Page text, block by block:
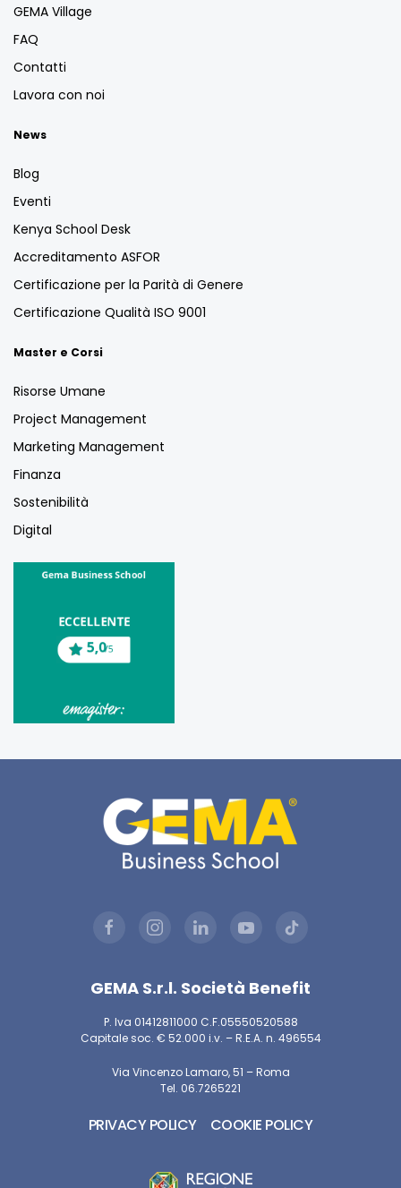
GEMA Village
FAQ
Contatti
Lavora con noi
News
Blog
Eventi
Kenya School Desk
Accreditamento ASFOR
Certificazione per la Parità di Genere
Certificazione Qualità ISO 9001
Master e Corsi
Risorse Umane
Project Management
Marketing Management
Finanza
Sostenibilità
Digital
GEMA S.r.l. Società Benefit
P. Iva 01412811000 C.F.05550520588
Capitale soc. € 52.000 i.v. – R.E.A. n. 496554
Via Vincenzo Lamaro, 51 – Roma
Tel. 06.7265221
PRIVACY POLICY COOKIE POLICY